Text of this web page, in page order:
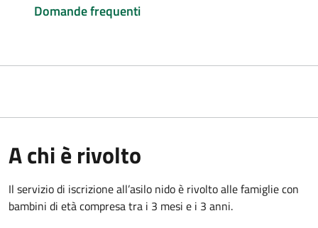
Domande frequenti
A chi è rivolto
Il servizio di iscrizione all’asilo nido è rivolto alle famiglie con
bambini di età compresa tra i 3 mesi e i 3 anni.